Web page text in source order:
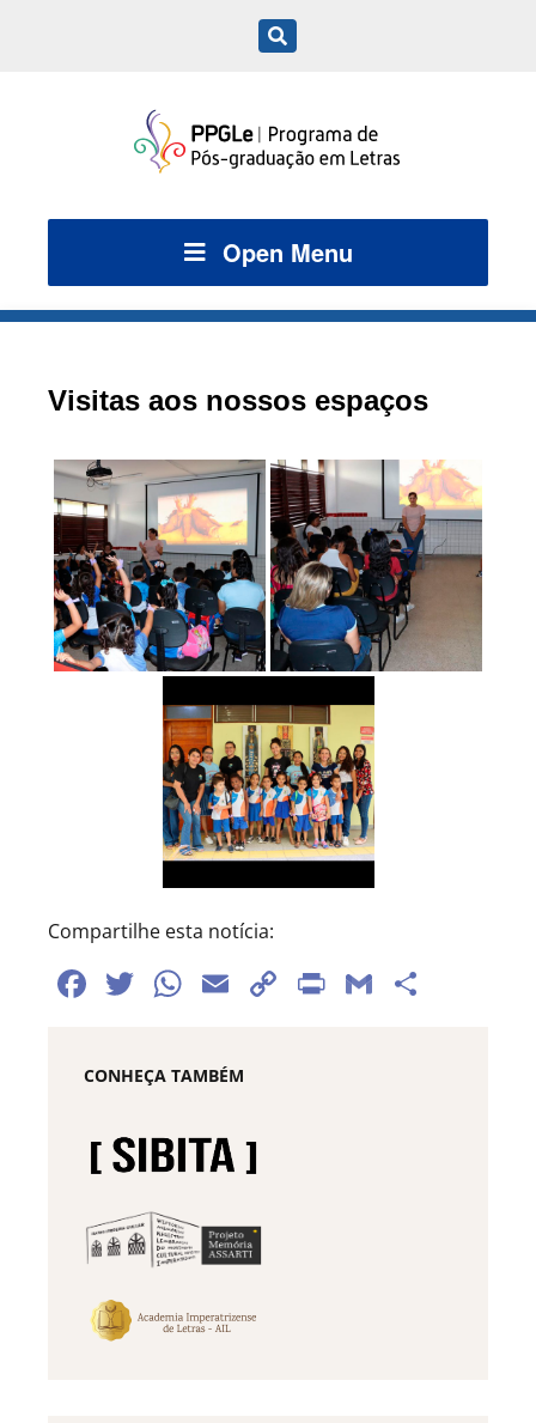
Open Menu
Visitas aos nossos espaços
Compartilhe esta notícia:
Facebook
Twitter
WhatsApp
EmailCopyPrintGmail
CONHEÇA TAMBÉM